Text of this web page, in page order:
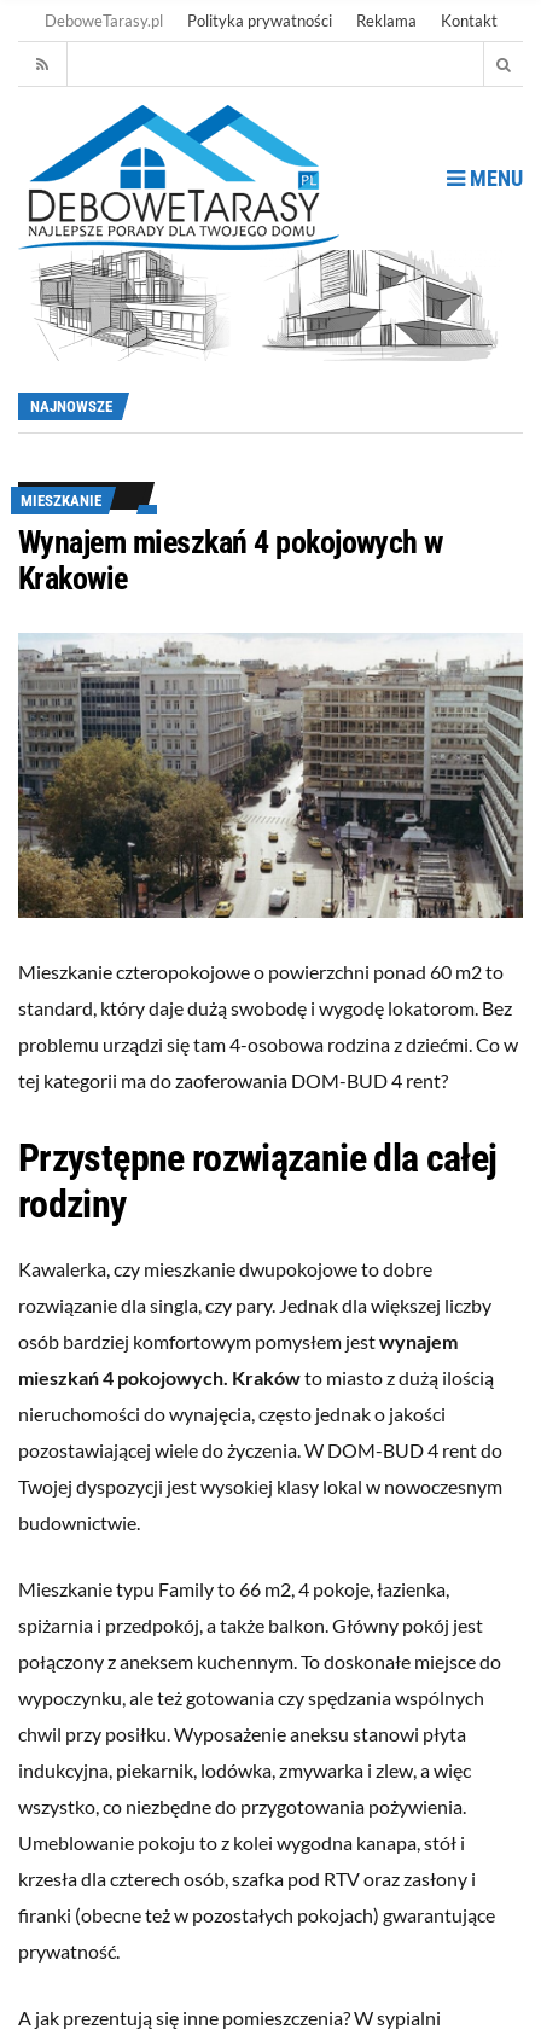
DeboweTarasy.pl Polityka prywatności Reklama Kontakt
MENU
NAJNOWSZE
MIESZKANIE
Wynajem mieszkań 4 pokojowych w
Krakowie
Mieszkanie czteropokojowe o powierzchni ponad 60 m2 to
standard, który daje dużą swobodę i wygodę lokatorom. Bez
problemu urządzi się tam 4-osobowa rodzina z dziećmi. Co w
tej kategorii ma do zaoferowania DOM-BUD 4 rent?
Przystępne rozwiązanie dla całej
rodziny
Kawalerka, czy mieszkanie dwupokojowe to dobre
rozwiązanie dla singla, czy pary. Jednak dla większej liczby
osób bardziej komfortowym pomysłem jestwynajem
mieszkań 4 pokojowych. Krakówto miasto z dużą ilością
nieruchomości do wynajęcia, często jednak o jakości
pozostawiającej wiele do życzenia. W DOM-BUD 4 rent do
Twojej dyspozycji jest wysokiej klasy lokal w nowoczesnym
budownictwie.
Mieszkanie typu Family to 66 m2, 4 pokoje, łazienka,
spiżarnia i przedpokój, a także balkon. Główny pokój jest
połączony z aneksem kuchennym. To doskonałe miejsce do
wypoczynku, ale też gotowania czy spędzania wspólnych
chwil przy posiłku. Wyposażenie aneksu stanowi płyta
indukcyjna, piekarnik, lodówka, zmywarka i zlew, a więc
wszystko, co niezbędne do przygotowania pożywienia.
Umeblowanie pokoju to z kolei wygodna kanapa, stół i
krzesła dla czterech osób, szafka pod RTV oraz zasłony i
firanki (obecne też w pozostałych pokojach) gwarantujące
prywatność.
A jak prezentują się inne pomieszczenia? W sypialni